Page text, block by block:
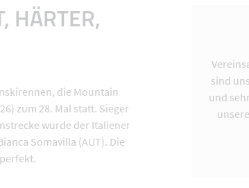
HÄRTER,
die Mountain
zum 28. Mal statt. Sieger
wurde der Italiener
Somavilla (AUT). Die
sind
und